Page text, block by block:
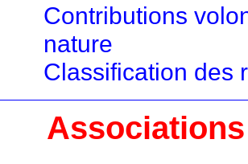
Contributions
nature
Classification des